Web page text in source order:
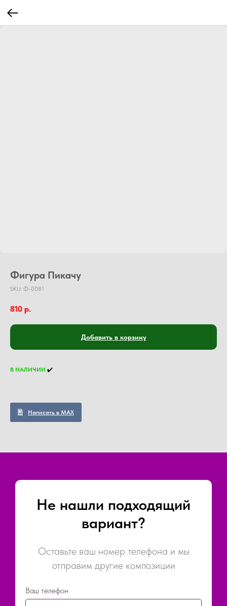
Фигура Пикачу
SKU: Ф-0081
810 р.
Добавить в корзину
В НАЛИЧИИ ✔️
Написать в MAX
Не нашли подходящий
вариант?
Оставьте ваш номер телефона и мы
отправим другие композиции
Ваш телефон